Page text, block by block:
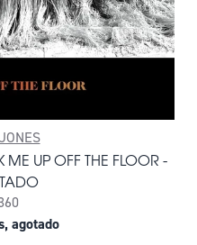
UP OFF THE FLOOR -
agotado